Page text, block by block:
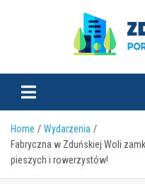
Home
Wydarzenia
Fabryczna w Zduńskiej Woli
pieszych i rowerzystów!